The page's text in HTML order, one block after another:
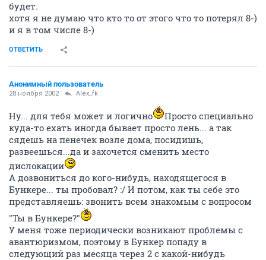
будет.
хотя я не думаю что кто то от этого что то потерял 8-)
и я в том числе 8-)
ОТВЕТИТЬ
Анонимный пользователь
28 ноября 2002 Alex_fk
Ну... для тебя может и логично
Просто специально
куда-то ехать иногда бывает просто лень... а так
сядешь на пенечек возле дома, посидишь,
развеешься...да и захочется сменить место
дислокации
А дозвониться до кого-нибудь, находящегося в
Бункере... ты пробовал? :/ И потом, как ты себе это
представляешь: звонить всем знакомым с вопросом
"Ты в Бункере?"
У меня тоже периодически возникают проблемы с
авантюризмом, поэтому в Бункер попаду в
следующий раз месяца через 2 с какой-нибудь